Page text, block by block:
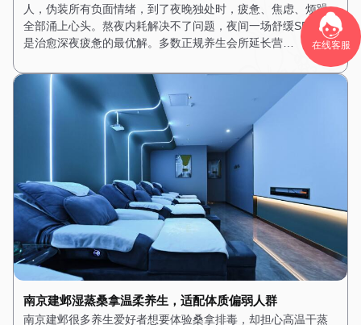
在线客服
人，伪装所有负面情绪，到了夜晚独处时，疲惫、焦虑、烦躁
全部涌上心头。熬夜内耗解决不了问题，夜间一场舒缓SPA，才
是治愈深夜疲惫的最优解。多数正规养生会所延长营…
南京建邺湿蒸桑拿温柔养生，适配体质偏弱人群
南京建邺很多养生爱好者想要体验桑拿排毒，却担心高温干蒸